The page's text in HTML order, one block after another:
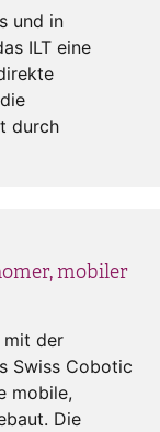
und in
ILT eine
durch
mobiler
mit der
Swiss Cobotic
mobile,
Die